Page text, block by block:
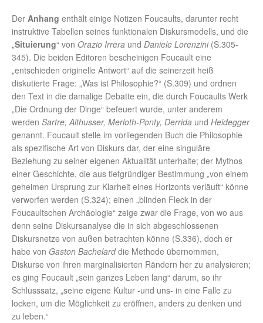
Der Anhang enthält einige Notizen Foucaults, darunter recht
instruktive Tabellen seines funktionalen Diskursmodells, und die
„Situierung“ von Orazio Irrera und Daniele Lorenzini(S.305-
345). Die beiden Editoren bescheinigen Foucault eine
„entschieden originelle Antwort“ auf die seinerzeit heiß
diskutierte Frage: „Was ist Philosophie?“ (S.309) und ordnen
den Text in die damalige Debatte ein, die durch Foucaults Werk
„Die Ordnung der Dinge“ befeuert wurde, unter anderem
werden Sartre, Althusser, Merloth-Ponty, Derrida und Heidegger
genannt. Foucault stelle im vorliegenden Buch die Philosophie
als spezifische Art von Diskurs dar, der eine singuläre
Beziehung zu seiner eigenen Aktualität unterhalte; der Mythos
einer Geschichte, die aus tiefgründiger Bestimmung „von einem
geheimen Ursprung zur Klarheit eines Horizonts verläuft“ könne
verworfen werden (S.324); einen „blinden Fleck in der
Foucaultschen Archäologie“ zeige zwar die Frage, von wo aus
denn seine Diskursanalyse die in sich abgeschlossenen
Diskursnetze von außen betrachten könne (S.336), doch er
habe von Gaston Bachelarddie Methode übernommen,
Diskurse von ihren marginalisierten Rändern her zu analysieren;
es ging Foucault „sein ganzes Leben lang“ darum, so ihr
Schlusssatz, „seine eigene Kultur -und uns- in eine Falle zu
locken, um die Möglichkeit zu eröffnen, anders zu denken und
zu leben.“